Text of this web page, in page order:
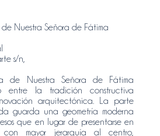
Nuestra Señora de Fátima
s/n,
de Nuestra Señora de Fátima
entre la tradición constructiva
arquitectónica. La parte
guarda una geometría moderna
que en lugar de presentarse en
mayor jerarquía al centro,